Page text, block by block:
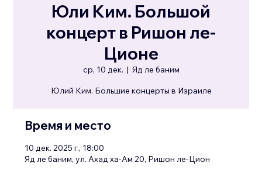
Юли Ким. Большой
концерт в Ришон ле-
Ционе
ср, 10 дек.
  |
Яд ле баним
Юлий Ким. Большие концерты в Израиле
Время и место
10 дек. 2025 г., 18:00
Яд ле баним, ул. Ахад ха-Ам 20, Ришон ле-Цион